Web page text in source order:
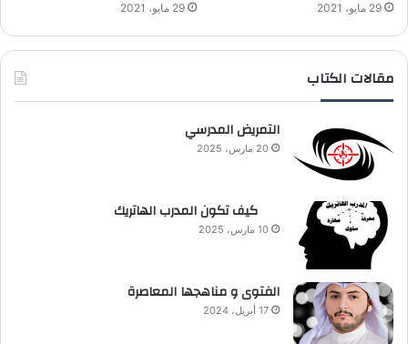
29 مايو، 2021 29 مايو، 2021
مقالات الكتاب
التمريض المدرسي
20 مارس، 2025
كيف تكون المدرب الهاتريك
10 مارس، 2025
الفتوى و مناهجها المعاصرة
17 أبريل، 2024